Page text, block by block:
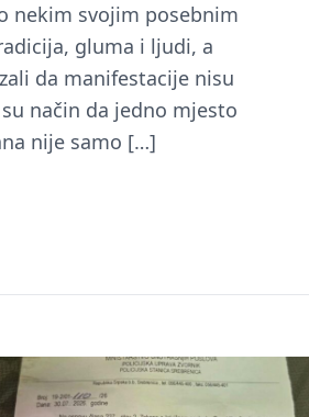
nekim svojim posebnim
gluma i ljudi, a
da manifestacije nisu
način da jedno mjesto
nije samo […]